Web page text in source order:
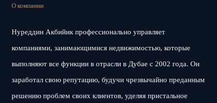
О компании
Нуреддин Акбийик профессионально управляет
компаниями, занимающимися недвижимостью, которые
выполняют все функции в отрасли в Дубае с 2002 года. Он
заработал свою репутацию, будучи чрезвычайно преданным
решению проблем своих клиентов, уделяя пристальное